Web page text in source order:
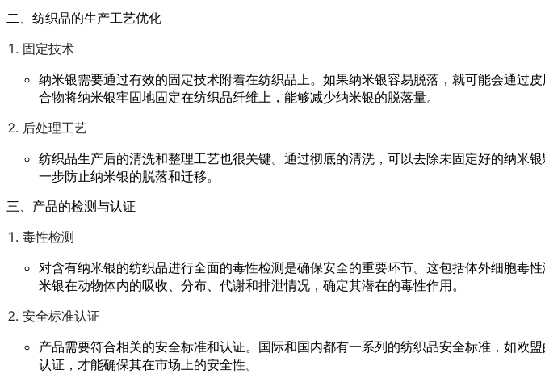
二、纺织品的生产工艺优化
固定技术
纳米银需要通过有效的固定技术附着在纺织品上。如果纳米银容易脱落，就可能会通过
合物将纳米银牢固地固定在纺织品纤维上，能够减少纳米银的脱落量。
后处理工艺
纺织品生产后的清洗和整理工艺也很关键。通过彻底的清洗，可以去除未固定好的纳米
一步防止纳米银的脱落和迁移。
三、产品的检测与认证
毒性检测
对含有纳米银的纺织品进行全面的毒性检测是确保安全的重要环节。这包括体外细胞毒
米银在动物体内的吸收、分布、代谢和排泄情况，确定其潜在的毒性作用。
安全标准认证
产品需要符合相关的安全标准和认证。国际和国内都有一系列的纺织品安全标准，如欧
认证，才能确保其在市场上的安全性。